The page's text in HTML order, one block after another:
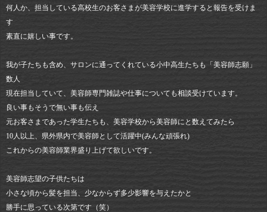
何人か、担当している高校生のお客さまが美容学校に進学すると報告を受けま
す
素直に嬉しい事です。
我が子たちも含め、サロンに通ってくれている小中高生たちも「美容師志願」
数人
現在担当していて、美容師専門雑誌や仕事についても相談受けています。
良い事もそうで無い事も伝え
元お客さまであった学生たちも、美容学校から美容師にと数えてみたら
10人以上、県外県内で美容師として活躍中(みんな頑張れ)
これからの美容師業界盛り上げて欲しいです。
美容師志望の子供たちは
小さな頃から髪を担当、少なからず多少影響を与えたかと
勝手に思っている次第です（笑）